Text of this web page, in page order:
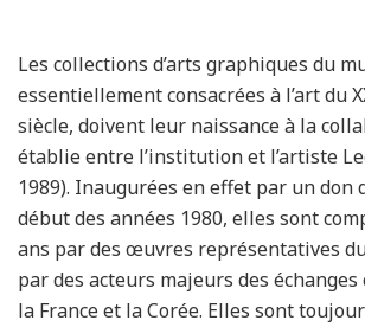
Les collections d’arts graphiques du
essentiellement consacrées à l’art du
siècle, doivent leur naissance à la
établie entre l’institution et l’artiste
1989). Inaugurées en effet par un don
début des années 1980, elles sont
ans par des œuvres représentatives
par des acteurs majeurs des
la France et la Corée. Elles sont